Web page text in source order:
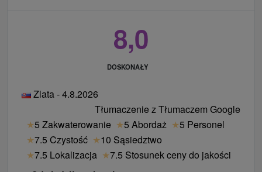
Ekskluzywne bonusy nie są łączone z
powyższymi rabatami (bonus + ekskluzywne
bonusy lub rabaty mają zastosowanie).
DU Veľká Fatra
Dziecko do 3,99 lat bez łóżka i dodatkowego
łóżkabezpłatnie
8,0
DOSKONAŁY
Zlata - 4.8.2026
Tłumaczenie z Tłumaczem Google
★5 Zakwaterowanie ★5 Abordaż ★5 Personel
★7.5 Czystość ★10 Sąsiedztwo
★7.5 Lokalizacja ★7.5 Stosunek ceny do jakości